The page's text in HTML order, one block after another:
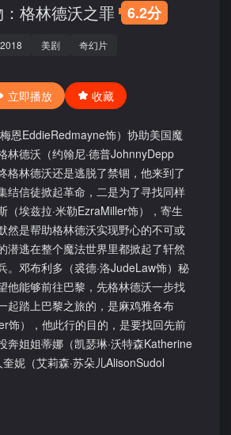
格林德沃之罪 6.2分
2018 美剧 奇幻片
立即播放 收藏
恩EddieRedmayne饰）协助美国魔
林德沃（约翰尼·德普JohnnyDepp
格林德沃还是逃脱了禁锢，他来到了
结信徒掀起革命，二是为了寻找同样
（埃兹拉·米勒EzraMiller饰），寄生
然是帮助格林德沃实现野心的不可或
潜逃在整个魔法世界里都掀起了轩然
。邓布利多（裘德·洛JudeLaw饰）秘
他能够前往巴黎，先格林德沃一步找
起踏上巴黎之旅的，是麻鸡雅各布
饰），他此行的目的，是要找回先前
奔姐姐蒂娜（凯瑟琳·沃特森Katherine
妮（艾莉森·苏朵儿AlisonSudol